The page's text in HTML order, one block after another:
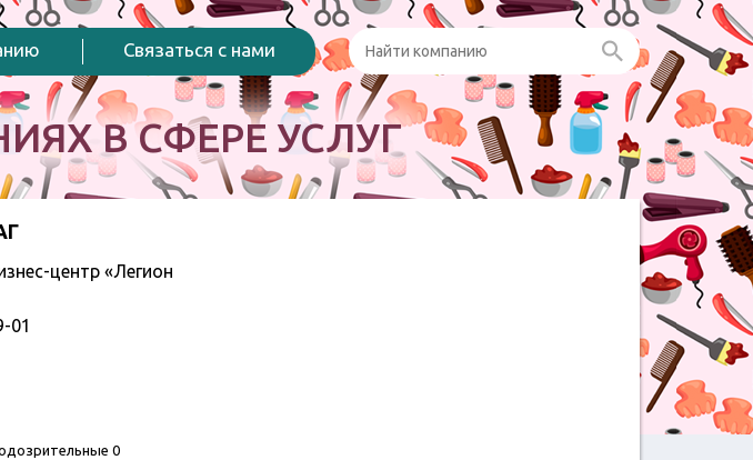
Связаться с нами
В СФЕРЕ УСЛУГ
центр «Легион
01
0